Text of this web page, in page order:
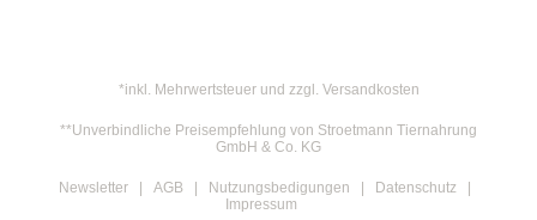
*inkl. Mehrwertsteuer und zzgl. Versandkosten
**Unverbindliche Preisempfehlung von Stroetmann Tiernahrung
GmbH & Co. KG
Newsletter AGB Nutzungsbedigungen
Datenschutz
Impressum